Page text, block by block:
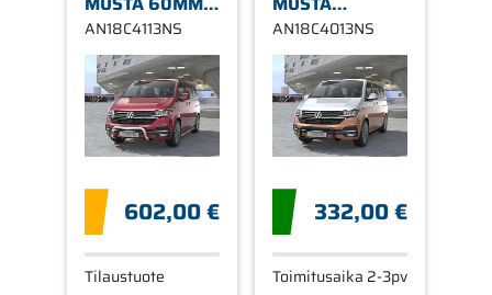
VW T6.1 2020-
AN18C4113NS
602,00 €
Tilaustuote
POIKKIP. 60/42
MM VW T6.1
2020-
AN18C4013NS
332,00 €
Toimitusaika 2-3pv